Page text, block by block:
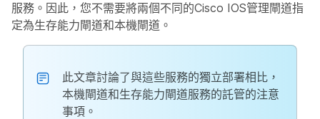
服務。因此，您不需要將兩個不同的Cisco IOS管理閘道指
定為生存能力閘道和本機閘道。
此文章討論了與這些服務的獨立部署相比，
本機閘道和生存能力閘道服務的託管的注意
事項。